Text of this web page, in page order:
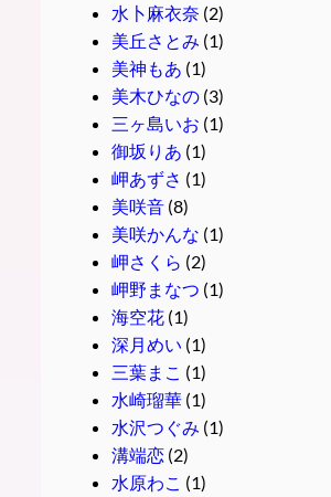
水卜麻衣奈 (2)
美丘さとみ (1)
美神もあ (1)
美木ひなの(3)
三ヶ島いお (1)
御坂りあ (1)
岬あずさ (1)
美咲音(8)
美咲かんな (1)
岬さくら (2)
岬野まなつ (1)
海空花(1)
深月めい (1)
三葉まこ (1)
水崎瑠華(1)
水沢つぐみ (1)
溝端恋(2)
水原わこ (1)